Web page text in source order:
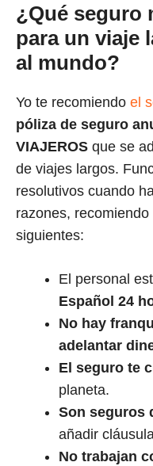
¿Qué seguro
para un viaje
al mundo?
Yo te recomiendo el
póliza de seguro
VIAJEROS que se
de viajes largos.
resolutivos cuando
razones,
siguientes:
El personal
Español 24
No hay
adelantar
El seguro te
planeta.
Son seguros
añadir
No trabajan